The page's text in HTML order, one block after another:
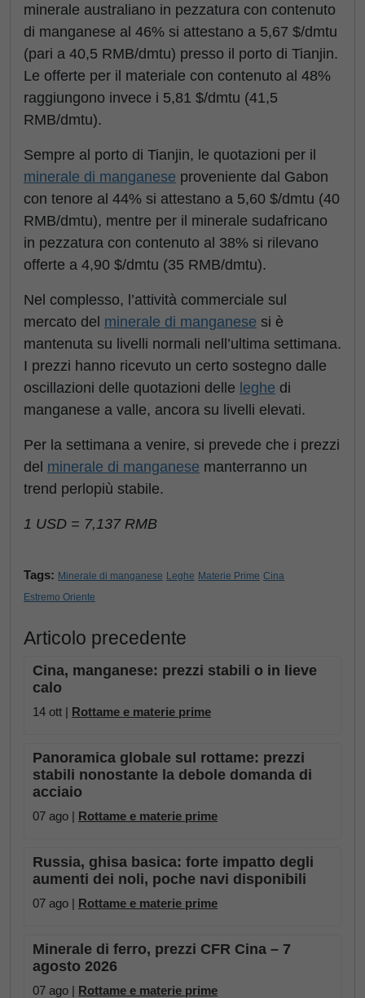
minerale australiano in pezzatura con contenuto
di manganese al 46% si attestano a 5,67 $/dmtu
(pari a 40,5 RMB/dmtu) presso il porto di Tianjin.
Le offerte per il materiale con contenuto al 48%
raggiungono invece i 5,81 $/dmtu (41,5
RMB/dmtu).
Sempre al porto di Tianjin, le quotazioni per il
minerale di manganese proveniente dal Gabon
con tenore al 44% si attestano a 5,60 $/dmtu (40
RMB/dmtu), mentre per il minerale sudafricano
in pezzatura con contenuto al 38% si rilevano
offerte a 4,90 $/dmtu (35 RMB/dmtu).
Nel complesso, l’attività commerciale sul
mercato del minerale di manganese si è
mantenuta su livelli normali nell’ultima settimana.
I prezzi hanno ricevuto un certo sostegno dalle
oscillazioni delle quotazioni delle leghe di
manganese a valle, ancora su livelli elevati.
Per la settimana a venire, si prevede che i prezzi
del minerale di manganese manterranno un
trend perlopiù stabile.
1 USD = 7,137 RMB
Tags: Minerale di manganese Leghe Materie Prime Cina
Estremo Oriente
Articolo precedente
Cina, manganese: prezzi stabili o in lieve
calo
14 ott | Rottame e materie prime
Panoramica globale sul rottame: prezzi
stabili nonostante la debole domanda di
acciaio
07 ago | Rottame e materie prime
Russia, ghisa basica: forte impatto degli
aumenti dei noli, poche navi disponibili
07 ago | Rottame e materie prime
Minerale di ferro, prezzi CFR Cina – 7
agosto 2026
07 ago | Rottame e materie prime